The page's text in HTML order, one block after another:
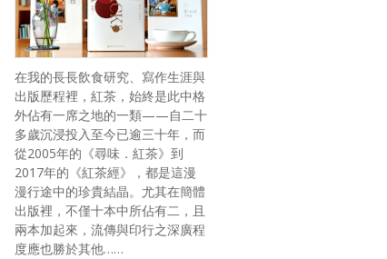
在我的長長飲食研究、寫作生涯與
出版歷程裡，紅茶，始終是此中格
外佔有一席之地的一類——自二十
多歲沉浸投入至今已逾三十年，而
從2005年的《尋味．紅茶》到
2017年的《紅茶經》，都是這漫
漫行途中的珍貴結晶。尤其在簡體
出版裡，不僅十本中所佔有二，且
兩本加起來，流傳與印行之深廣程
度應也勝於其他……